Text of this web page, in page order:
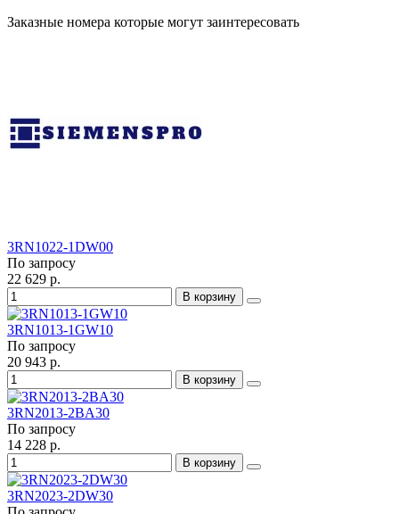
Заказные номера которые могут заинтересовать
3RN1022-1DW00
По запросу
22 629 р.
В корзину
3RN1013-1GW10
По запросу
20 943 р.
В корзину
3RN2013-2BA30
По запросу
14 228 р.
В корзину
3RN2023-2DW30